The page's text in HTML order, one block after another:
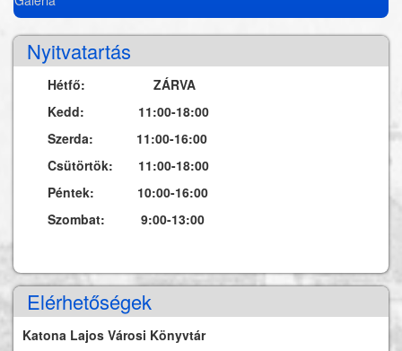
Nyitvatartás
Hétfő: ZÁRVA
Kedd: 11:00-18:00
Szerda: 11:00-16:00
Csütörtök: 11:00-18:00
Péntek: 10:00-16:00
Szombat: 9:00-13:00
Elérhetőségek
Katona Lajos Városi Könyvtár